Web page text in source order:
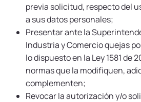
previa solicitud, respecto del
a sus datos personales;
Presentar ante la
Industria y Comercio quejas
lo dispuesto en la Ley 1581 de
normas que la modifiquen,
complementen;
Revocar la autorización y/o